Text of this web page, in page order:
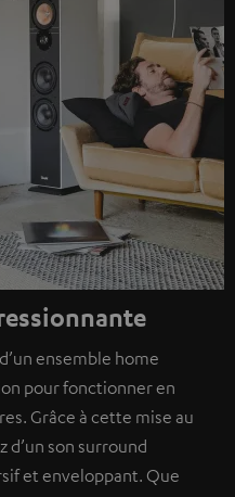
ensemble home
pour fonctionner en
Grâce à cette mise au
son surround
et enveloppant. Que